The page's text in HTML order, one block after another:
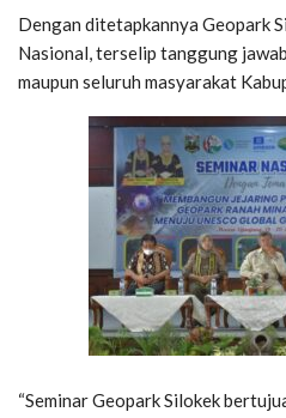
Dengan ditetapkannya Geopark
Nasional, terselip tanggung
maupun seluruh masyarakat
“Seminar Geopark Silokek